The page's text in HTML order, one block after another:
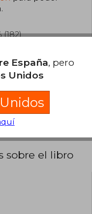
.
(182)
sobre el libro
España, pero
Unidos